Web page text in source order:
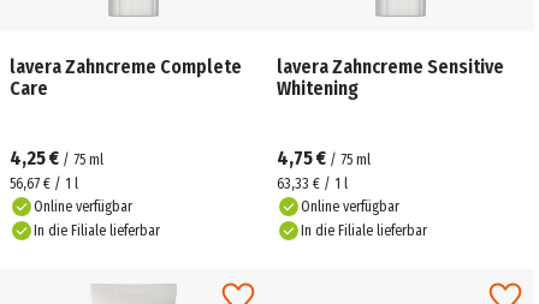
lavera Zahncreme Complete
Care
4,25 € / 75 ml
56,67 € / 1 l
Online verfügbar
In die Filiale lieferbar
lavera Zahncreme Sensitive
Whitening
4,75 € / 75 ml
63,33 € / 1 l
Online verfügbar
In die Filiale lieferbar